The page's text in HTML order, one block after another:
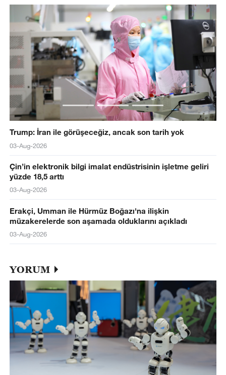
Trump: İran ile görüşeceğiz, ancak son tarih yok
03-Aug-2026
Çin’in elektronik bilgi imalat endüstrisinin işletme geliri
yüzde 18,5 arttı
03-Aug-2026
Erakçi, Umman ile Hürmüz Boğazı'na ilişkin
müzakerelerde son aşamada olduklarını açıkladı
03-Aug-2026
YORUM